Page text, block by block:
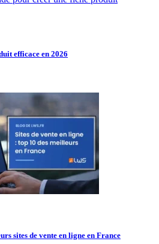
efficace en 2026
sites de vente en ligne en France